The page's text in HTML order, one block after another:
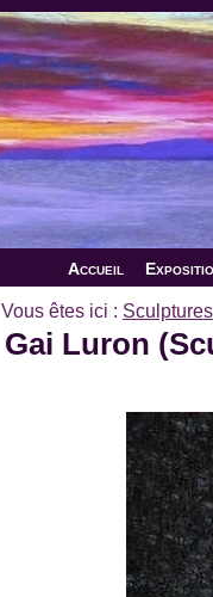
Accueil
Vous êtes ici : Sculptures
Gai Luron